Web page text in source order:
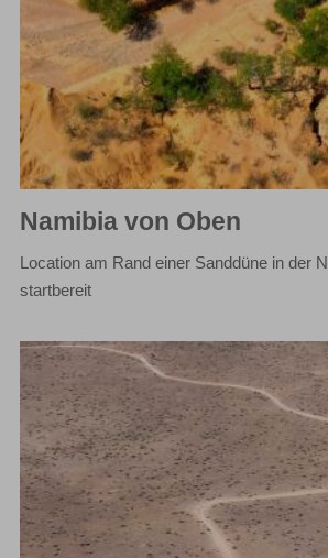
Namibia von Oben
Location am Rand einer Sanddüne in der
startbereit